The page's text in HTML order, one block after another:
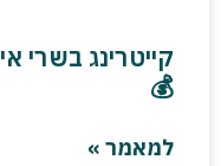
קייטרינג בשרי
💰
למאמר »